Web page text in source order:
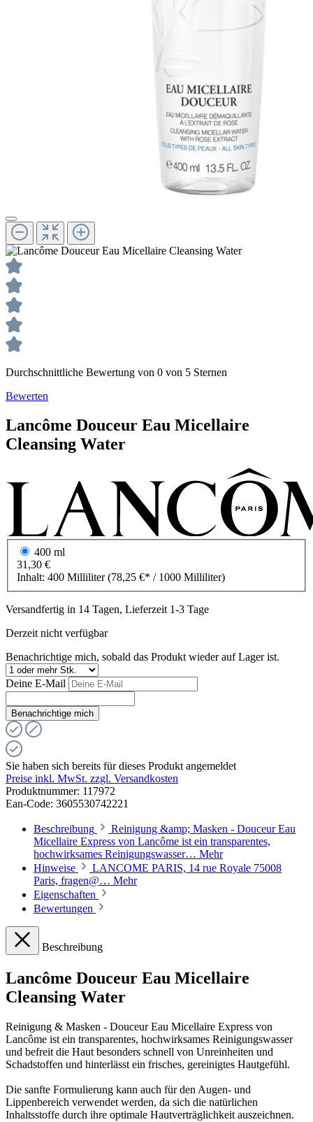
Durchschnittliche Bewertung von 0 von 5 Sternen
Bewerten
Lancôme Douceur Eau Micellaire
Cleansing Water
400 ml
31,30 €
Inhalt: 400 Milliliter(78,25 €* / 1000 Milliliter)
Versandfertig in 14 Tagen, Lieferzeit 1-3 Tage
Derzeit nicht verfügbar
Benachrichtige mich, sobald das Produkt wieder auf Lager ist.
Deine E-Mail
Benachrichtige mich
Sie haben sich bereits für dieses Produkt angemeldet
Preise inkl. MwSt. zzgl. Versandkosten
Produktnummer: 117972
Ean-Code: 3605530742221
Beschreibung
Reinigung &amp; Masken - Douceur Eau
Micellaire Express von Lancôme ist ein transparentes,
hochwirksames Reinigungswasser… Mehr
Hinweise
LANCOME PARIS, 14 rue Royale 75008
Paris, fragen@… Mehr
Eigenschaften
Bewertungen
Beschreibung
Lancôme Douceur Eau Micellaire
Cleansing Water
Reinigung & Masken - Douceur Eau Micellaire Express von
Lancôme ist ein transparentes, hochwirksames Reinigungswasser
und befreit die Haut besonders schnell von Unreinheiten und
Schadstoffen und hinterlässt ein frisches, gereinigtes Hautgefühl.
Die sanfte Formulierung kann auch für den Augen- und
Lippenbereich verwendet werden, da sich die natürlichen
Inhaltsstoffe durch ihre optimale Hautverträglichkeit auszeichnen.